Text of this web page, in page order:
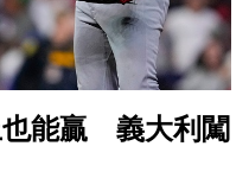
也能贏 義大利闖